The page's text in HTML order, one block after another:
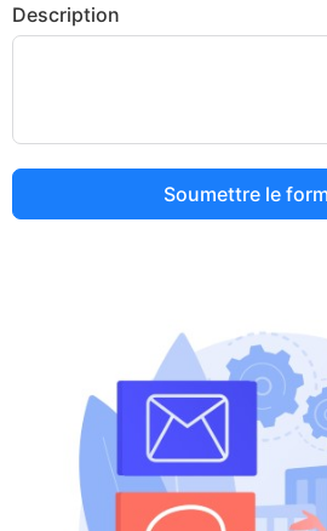
Description
Soumettre le